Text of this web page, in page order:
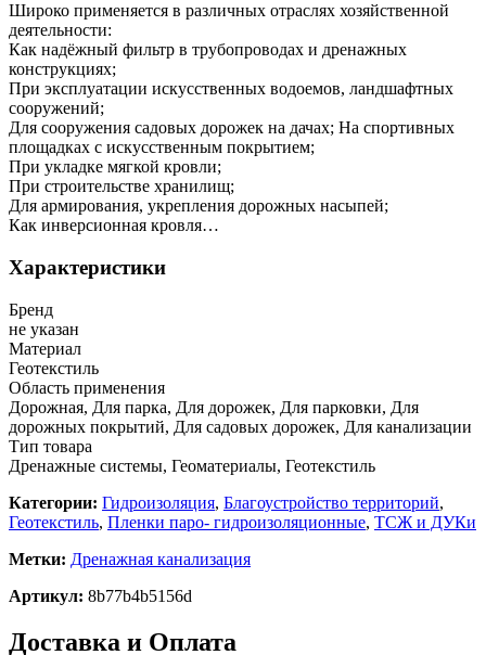
Широко применяется в различных отраслях хозяйственной
деятельности:
Как надёжный фильтр в трубопроводах и дренажных
конструкциях;
При эксплуатации искусственных водоемов, ландшафтных
сооружений;
Для сооружения садовых дорожек на дачах; На спортивных
площадках с искусственным покрытием;
При укладке мягкой кровли;
При строительстве хранилищ;
Для армирования, укрепления дорожных насыпей;
Как инверсионная кровля…
Характеристики
Бренд
не указан
Материал
Геотекстиль
Область применения
Дорожная, Для парка, Для дорожек, Для парковки, Для
дорожных покрытий, Для садовых дорожек, Для канализации
Тип товара
Дренажные системы, Геоматериалы, Геотекстиль
Категории: Гидроизоляция, Благоустройство территорий,
Геотекстиль, Пленки паро- гидроизоляционные, ТСЖ и ДУКи
Метки: Дренажная канализация
Артикул: 8b77b4b5156d
Доставка и Оплата